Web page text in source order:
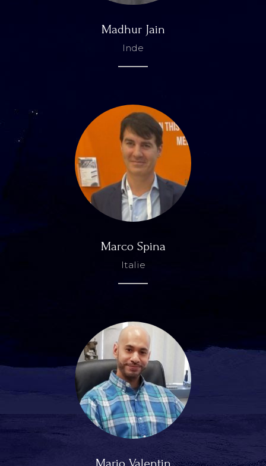
Madhur Jain
Inde
Marco Spina
Italie
Mario Valentin